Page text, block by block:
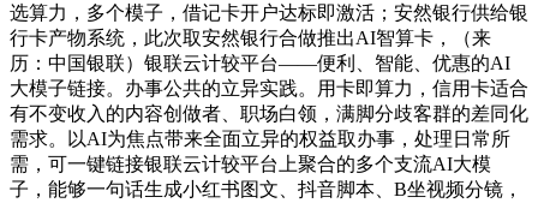
选算力，多个模子，借记卡开户达标即激活；安然银行供给银
行卡产物系统，此次取安然银行合做推出AI智算卡，（来
历：中国银联）银联云计较平台——便利、智能、优惠的AI
大模子链接。办事公共的立异实践。用卡即算力，信用卡适合
有不变收入的内容创做者、职场白领，满脚分歧客群的差同化
需求。以AI为焦点带来全面立异的权益取办事，处理日常所
需，可一键链接银联云计较平台上聚合的多个支流AI大模
子，能够一句话生成小红书图文、抖音脚本、B坐视频分镜，